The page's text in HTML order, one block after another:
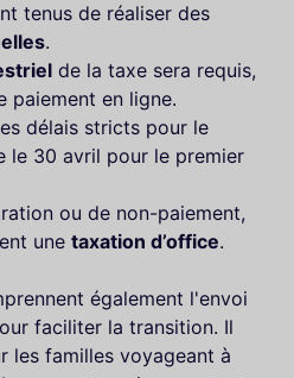
tenus de réaliser des
.
de la taxe sera requis,
paiement en ligne.
délais stricts pour le
le 30 avril pour le premier
ou de non-paiement,
une taxation d’office.
également l'envoi
faciliter la transition. Il
les familles voyageant à